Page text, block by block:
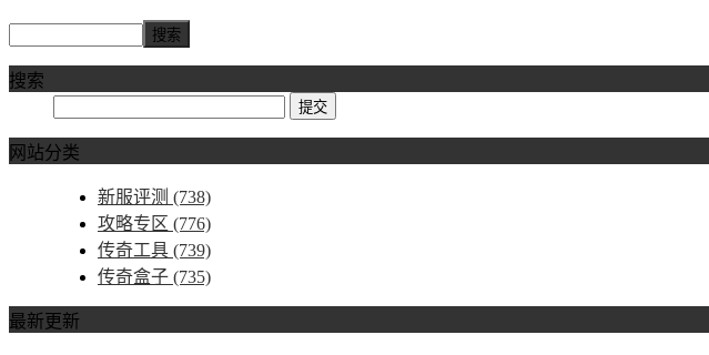
搜索
网站分类
新服评测 (738)
攻略专区 (776)
传奇工具 (739)
传奇盒子 (735)
最新更新